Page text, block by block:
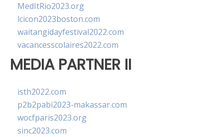
MedItRio2023.org
lcicon2023boston.com
waitangidayfestival2022.com
vacancesscolaires2022.com
MEDIA PARTNER II
isth2022.com
p2b2pabi2023-makassar.com
wocfparis2023.org
sinc2023.com